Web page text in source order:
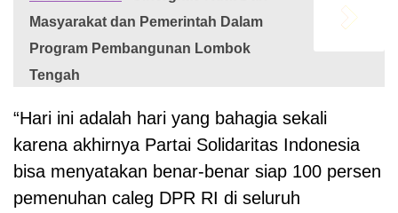
Masyarakat dan Pemerintah Dalam
Program Pembangunan Lombok
Tengah
“Hari ini adalah hari yang bahagia sekali
karena akhirnya Partai Solidaritas Indonesia
bisa menyatakan benar-benar siap 100 persen
pemenuhan caleg DPR RI di seluruh